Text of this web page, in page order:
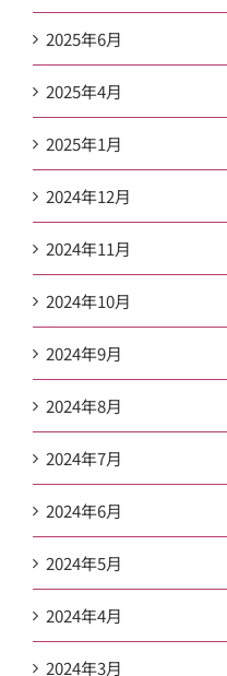
2025年6月
2025年4月
2025年1月
2024年12月
2024年11月
2024年10月
2024年9月
2024年8月
2024年7月
2024年6月
2024年5月
2024年4月
2024年3月